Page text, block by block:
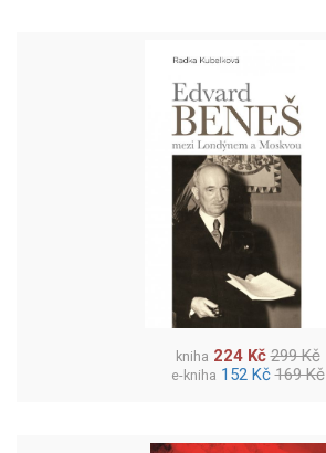
kniha 224 Kč 299 Kč
e-kniha 152 Kč 169 Kč